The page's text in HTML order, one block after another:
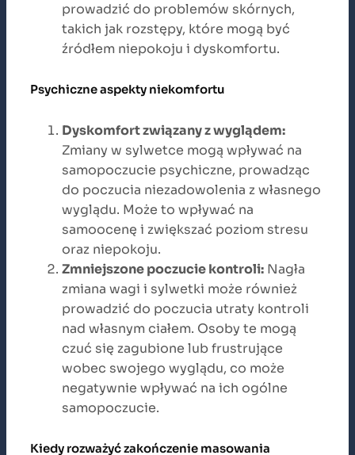
prowadzić do problemów skórnych,
takich jak rozstępy, które mogą być
źródłem niepokoju i dyskomfortu.
Psychiczne aspekty niekomfortu
Dyskomfort związany z wyglądem:
Zmiany w sylwetce mogą wpływać na
samopoczucie psychiczne, prowadząc
do poczucia niezadowolenia z własnego
wyglądu. Może to wpływać na
samoocenę i zwiększać poziom stresu
oraz niepokoju.
Zmniejszone poczucie kontroli: Nagła
zmiana wagi i sylwetki może również
prowadzić do poczucia utraty kontroli
nad własnym ciałem. Osoby te mogą
czuć się zagubione lub frustrujące
wobec swojego wyglądu, co może
negatywnie wpływać na ich ogólne
samopoczucie.
Kiedy rozważyć zakończenie masowania